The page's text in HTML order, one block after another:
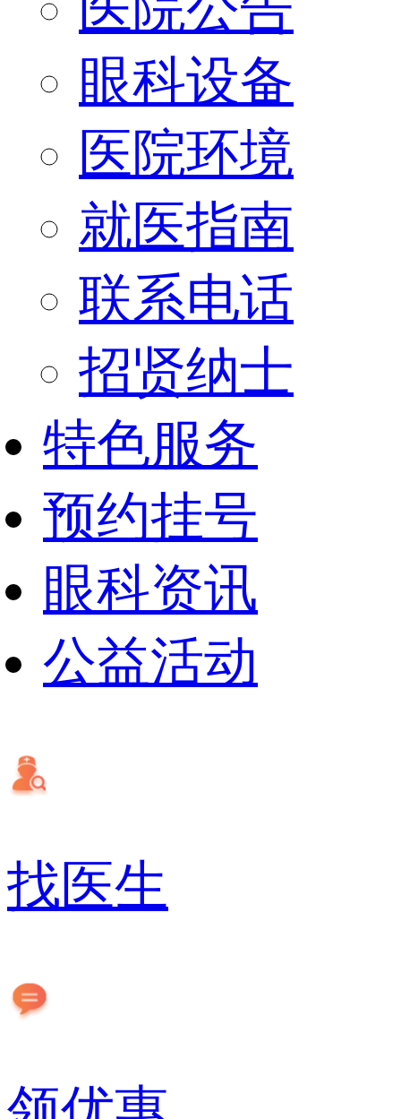
眼科设备
医院环境
就医指南
联系电话
招贤纳士
特色服务
预约挂号
眼科资讯
公益活动
找医生